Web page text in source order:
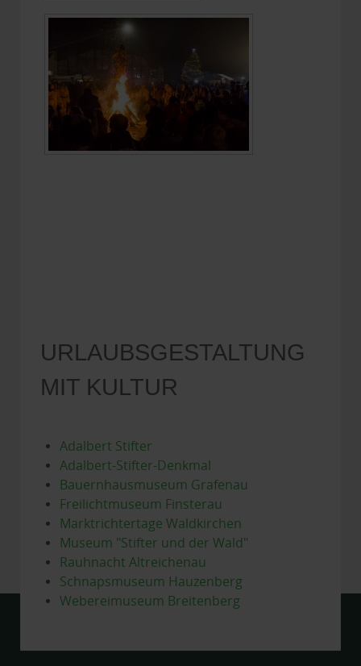
URLAUBSGESTALTUNG
MIT KULTUR
Adalbert Stifter
Adalbert-Stifter-Denkmal
Bauernhausmuseum Grafenau
Freilichtmuseum Finsterau
Marktrichtertage Waldkirchen
Museum "Stifter und der Wald"
Rauhnacht Altreichenau
Schnapsmuseum Hauzenberg
Webereimuseum Breitenberg